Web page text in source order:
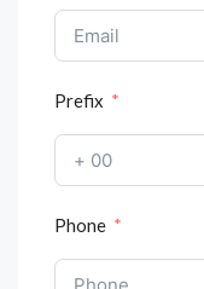
Prefix
Phone